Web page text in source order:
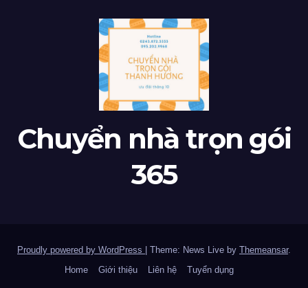
Chuyển nhà trọn gói
365
Proudly powered by WordPress Theme: News Live by Themeansar.
Home
Giới thiệu Liên hệ Tuyển dụng